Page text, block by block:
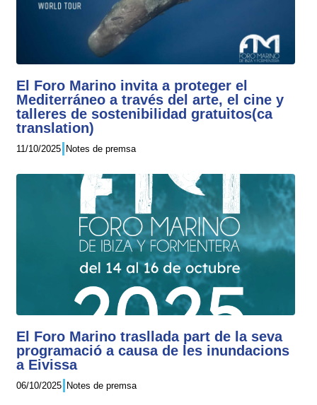
El Foro Marino invita a proteger el
Mediterráneo a través del arte, el cine y
talleres de sostenibilidad gratuitos(ca
translation)
11/10/2025 Notes de premsa
El Foro Marino trasllada part de la seva
programació a causa de les inundacions
a Eivissa
06/10/2025 Notes de premsa